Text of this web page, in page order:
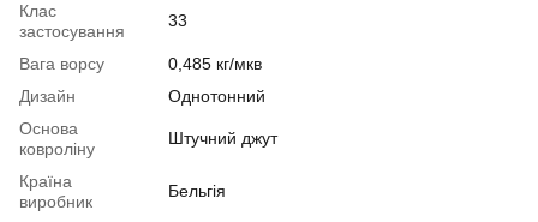
Клас
застосування
33
Вага ворсу
0,485 кг/мкв
Дизайн
Однотонний
Основа
ковроліну
Штучний джут
Країна
виробник
Бельгія